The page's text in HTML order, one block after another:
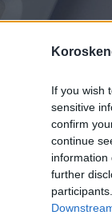
If you wish
sensitive
confirm
continue
information
further
24.939 hitrih